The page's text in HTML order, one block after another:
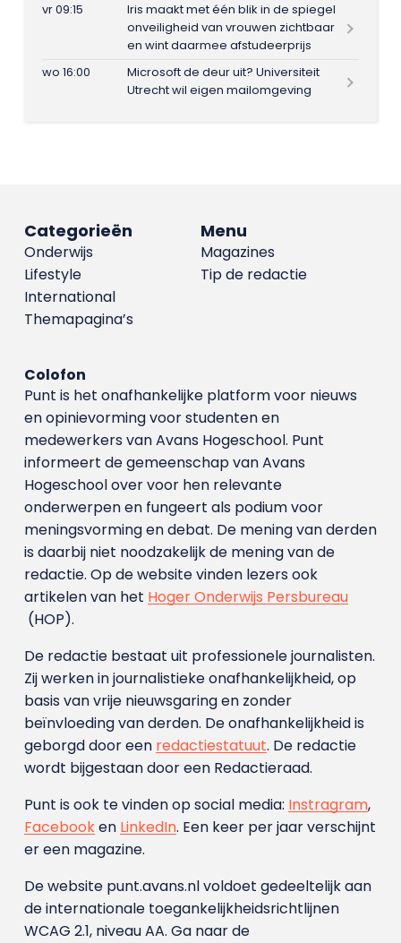
vr 09:15
Iris maakt met één blik in de spiegel
onveiligheid van vrouwen zichtbaar
en wint daarmee afstudeerprijs
wo 16:00
Microsoft de deur uit? Universiteit
Utrecht wil eigen mailomgeving
Menu
Magazines
Tip de redactie
Categorieën
Onderwijs
Lifestyle
International
Themapagina’s
Colofon
Punt is het onafhankelijke platform voor nieuws
en opinievorming voor studenten en
medewerkers van Avans Hoge­school. Punt
informeert de gemeenschap van Avans
Hogeschool over voor hen relevante
onderwerpen en fungeert als podium voor
meningsvorming en debat. De mening van derden
is daarbij niet noodzakelijk de mening van de
redactie. Op de website vinden lezers ook
artikelen van het Hoger Onderwijs Persbureau
(HOP).
De redactie bestaat uit professionele journalisten.
Zij werken in journalistieke onafhankelijkheid, op
basis van vrije nieuwsgaring en zonder
beïnvloeding van derden. De onafhankelijkheid is
geborgd door een redactiestatuut. De redactie
wordt bijgestaan door een Redactieraad.
Punt is ook te vinden op social media: Instragram,
Facebooken LinkedIn. Een keer per jaar verschijnt
er een magazine.
De website punt.avans.nl voldoet gedeeltelijk aan
de internationale toegankelijkheidsrichtlijnen
WCAG 2.1, niveau AA. Ga naar de